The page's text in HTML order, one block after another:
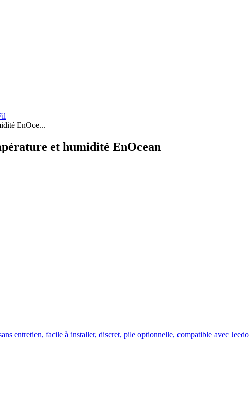
EnOce...
et humidité EnOcean
entretien, facile à installer, discret, pile optionnelle, compatible avec